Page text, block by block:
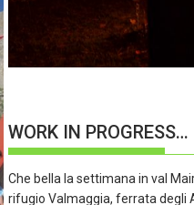
WORK IN PROGRESS…
Che bella la settimana in val
rifugio Valmaggia, ferrata degli